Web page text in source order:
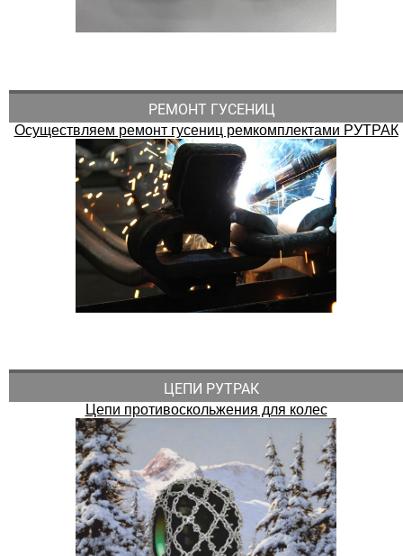
РЕМОНТ ГУСЕНИЦ
Осуществляем ремонт гусениц ремкомплектами РУТРАК
ЦЕПИ РУТРАК
Цепи противоскольжения для колес